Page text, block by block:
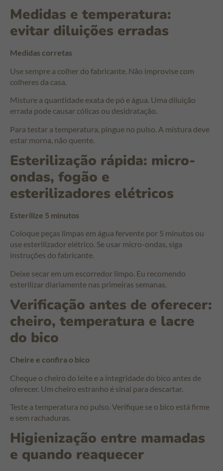
Medidas e temperatura:
evitar diluições erradas
Medidas corretas
Use sempre a colher do fabricante. Não improvise com
colheres da casa.
Misture a quantidade exata de pó e água. Uma diluição
errada pode causar cólicas ou desidratação.
Para testar a temperatura, pingue no pulso. A mistura deve
estar morna, não quente.
Esterilização rápida: micro-
ondas, fogão e
esterilizadores elétricos
Esterilize 5 minutos
Coloque peças limpas em água fervente por 5 minutos ou
use esterilizador elétrico. Se usar micro-ondas, siga
instruções do fabricante.
Deixe secar em um escorredor limpo. Eu recomendo
esterilizar diariamente nas primeiras semanas.
Verificação antes de oferecer:
cheiro, temperatura e lacre
do bico
Cheire e confira o bico
Cheque o cheiro do leite e a integridade do bico antes de
oferecer. Um cheiro estranho é sinal para descartar.
Teste a temperatura no pulso. Verifique se o bico está firme
e sem rachaduras.
Higienização entre mamadas
e quando reaquecer